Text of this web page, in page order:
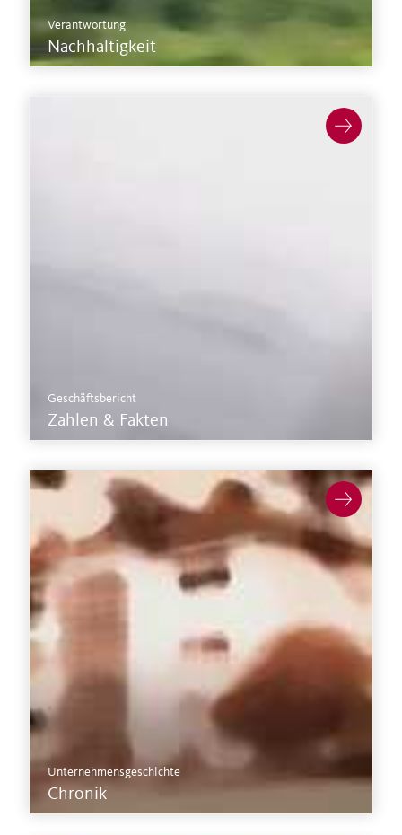
Verantwortung
Nachhaltigkeit
Geschäftsbericht
Zahlen & Fakten
Unternehmensgeschichte
Chronik
Mehr zur Chronik >